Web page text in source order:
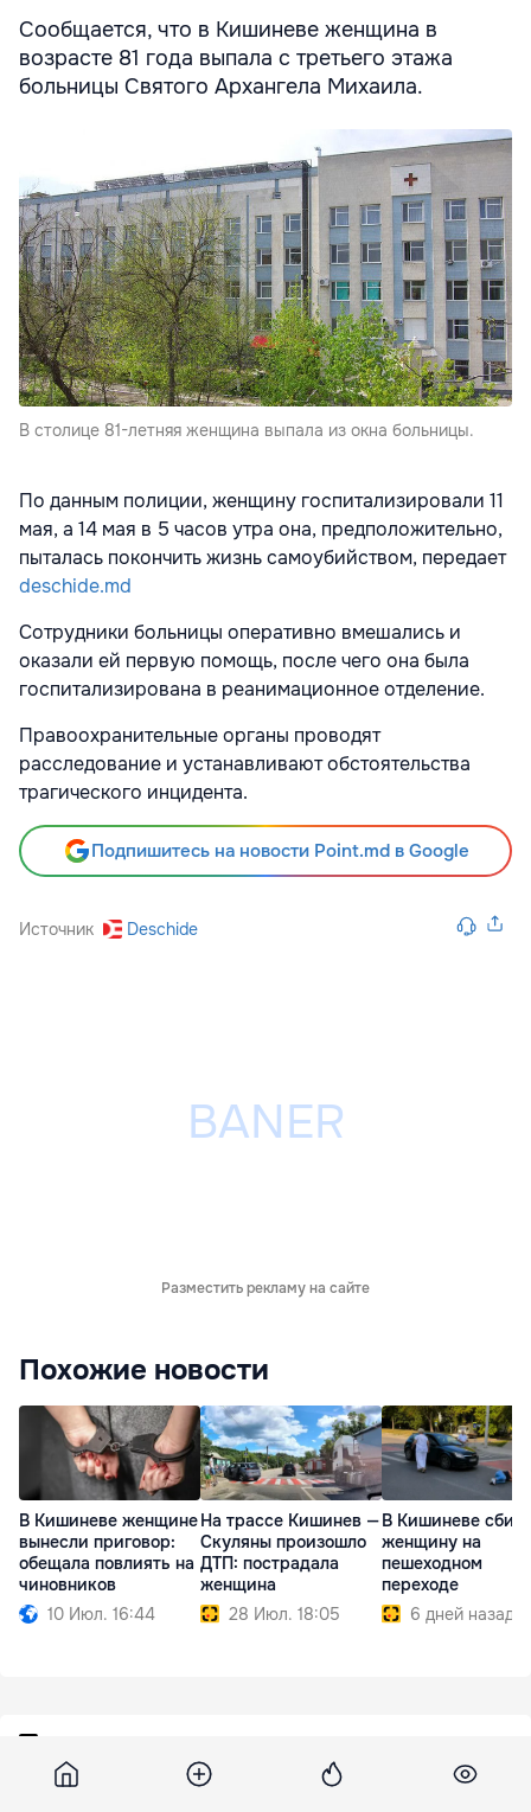
Сообщается, что в Кишиневе женщина в
возрасте 81 года выпала с третьего этажа
больницы Святого Архангела Михаила.
В столице 81-летняя женщина выпала из окна больницы.
По данным полиции, женщину госпитализировали 11
мая, а 14 мая в 5 часов утра она, предположительно,
пыталась покончить жизнь самоубийством, передает
deschide.md
Сотрудники больницы оперативно вмешались и
оказали ей первую помощь, после чего она была
госпитализирована в реанимационное отделение.
Правоохранительные органы проводят
расследование и устанавливают обстоятельства
трагического инцидента.
Подпишитесь на новости Point.md в Google
Источник Deschide
Разместить рекламу на сайте
Похожие новости
В Кишиневе женщине
вынесли приговор:
обещала повлиять на
чиновников
10 Июл. 16:44
На трассе Кишинев —
Скуляны произошло
ДТП: пострадала
женщина
28 Июл. 18:05
В Кишиневе
женщину на
пешеходном
переходе
6 дней назад
В Португалии арестовали